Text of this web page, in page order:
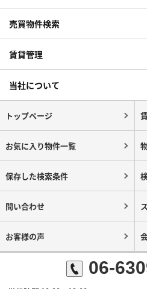
売買物件検索
賃貸管理
当社について
トップページ
お気に入り物件一覧
保存した検索条件
問い合わせ
お客様の声
06-